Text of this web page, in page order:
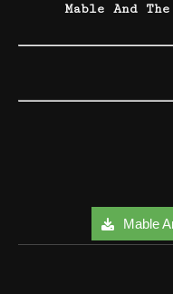
Mable And The
Mable